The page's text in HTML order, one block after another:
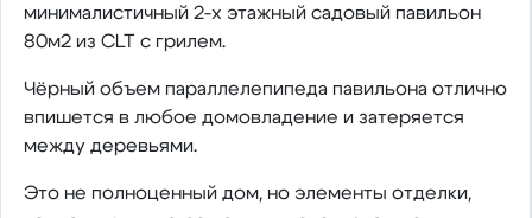
минималистичный 2-х этажный садовый павильон
80м2 из CLT с грилем.
Чёрный объем параллелепипеда павильона отлично
впишется в любое домовладение и затеряется
между деревьями.
Это не полноценный дом, но элементы отделки,